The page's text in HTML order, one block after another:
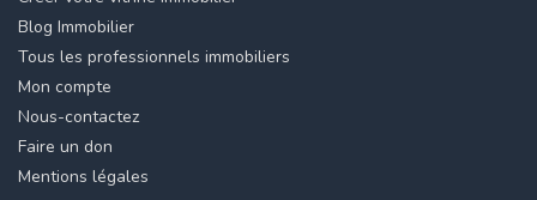
Blog Immobilier
Tous les professionnels immobiliers
Mon compte
Nous-contactez
Faire un don
Mentions légales